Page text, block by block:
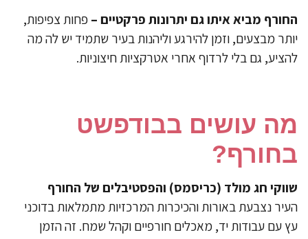
מביא איתו גם יתרונות פרקטיים –פחות צפיפות,
מבצעים, וזמן להירגע וליהנות בעיר שתמיד יש לה מה
גם בלי לרדוף אחרי אטרקציות חיצוניות.
עושים בבודפשט
חג מולד (כריסמס) והפסטיבלים של החורף
נצבעת באורות והכיכרות המרכזיות מתמלאות בדוכני
עם עבודות יד, מאכלים חורפיים וקהל שמח. זה הזמן